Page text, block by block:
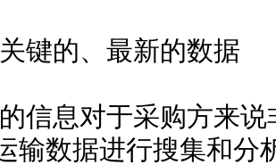
键的、最新的数据
信息对于采购方来
输数据进行搜集和分